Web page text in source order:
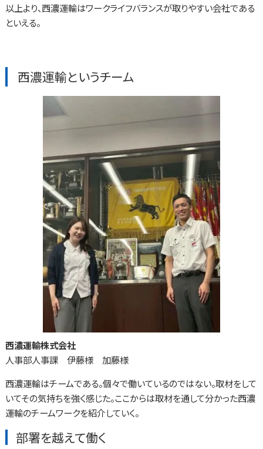
以上より、西濃運輸はワークライフバランスが取りやすい会社である
といえる。
西濃運輸というチーム
西濃運輸株式会社
人事部人事課 伊藤様 加藤様
西濃運輸はチームである。個々で働いているのではない。取材をして
いてその気持ちを強く感じた。ここからは取材を通して分かった西濃
運輸のチームワークを紹介していく。
部署を越えて働く